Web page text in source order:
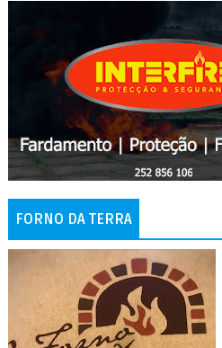
FORNO DA TERRA